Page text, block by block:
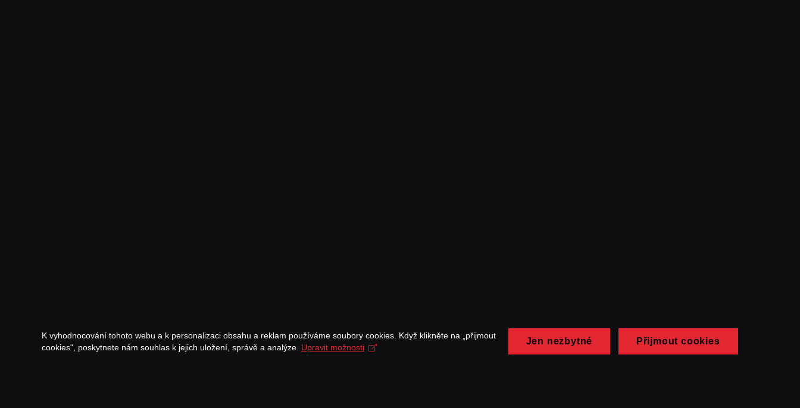
K vyhodnocování tohoto webu a k personalizaci obsahu a reklam používáme soubory cookies. Když klikněte na „přijmout
cookies", poskytnete nám souhlas k jejich uložení, správě a analýze. Upravit možnosti
Jen nezbytné Přijmout cookies